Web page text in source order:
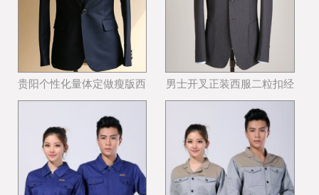
贵阳个性化量体定做瘦版西
男士开叉正装西服二粒扣经
典西服款式